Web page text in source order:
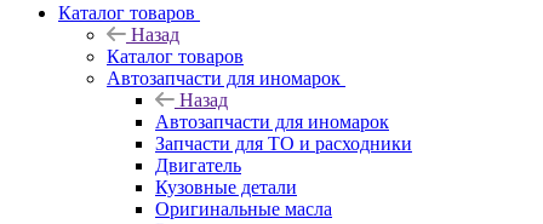
Каталог товаров
Назад
Каталог товаров
Автозапчасти для иномарок
Назад
Автозапчасти для иномарок
Запчасти для ТО и расходники
Двигатель
Кузовные детали
Оригинальные масла